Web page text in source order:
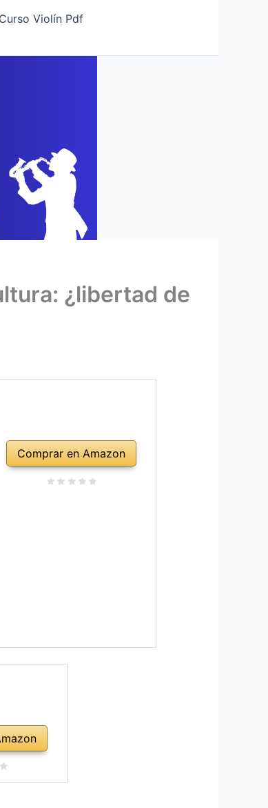
Curso Violín Pdf
¿libertad de
Comprar en Amazon